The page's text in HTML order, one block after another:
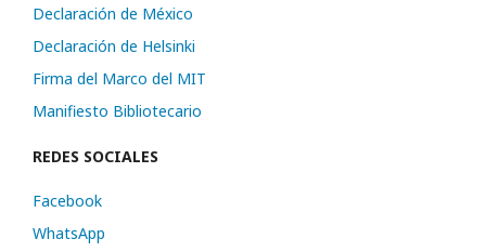
Declaración de México
Declaración de Helsinki
Firma del Marco del MIT
Manifiesto Bibliotecario
REDES SOCIALES
Facebook
WhatsApp